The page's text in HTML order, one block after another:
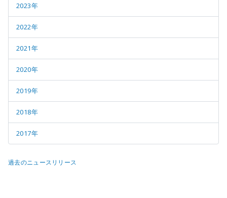
2023年
2022年
2021年
2020年
2019年
2018年
2017年
過去のニュースリリース